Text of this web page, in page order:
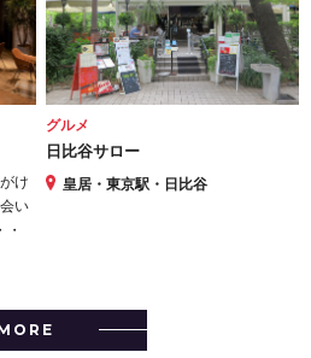
け
い
グルメ
日比谷サロー
皇居・東京駅・日比谷